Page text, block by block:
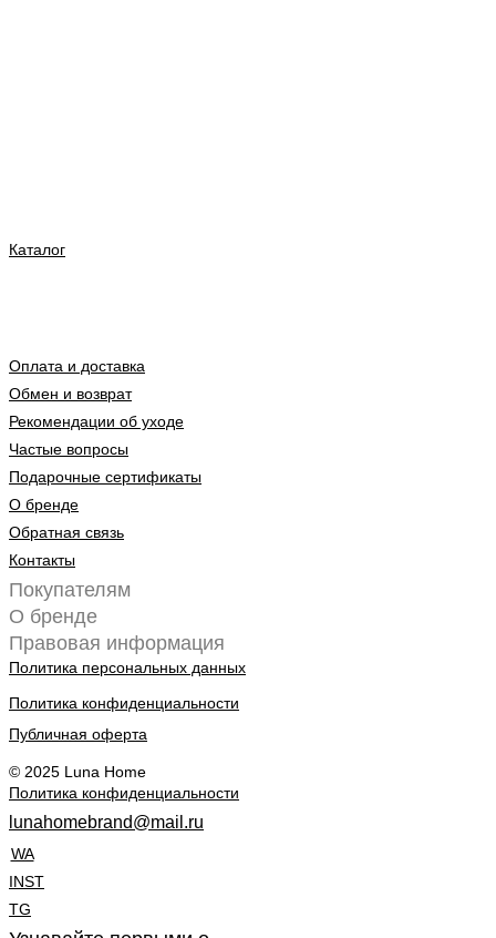
Каталог
Оплата и доставка
Обмен и возврат
Рекомендации об уходе
Частые вопросы
Подарочные сертификаты
О бренде
Обратная связь
Контакты
Покупателям
О бренде
Правовая информация
Политика персональных данных
Политика конфиденциальности
Публичная оферта
© 2025 Luna Home
Политика конфиденциальности
lunahomebrand@mail.ru
WA
INST
TG